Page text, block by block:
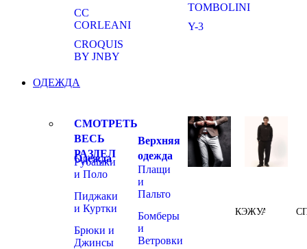
CC
CORLEANI
CROQUIS
BY JNBY
TOMBOLINI
Y-3
ОДЕЖДА
СМОТРЕТЬ
ВЕСЬ
РАЗДЕЛ
Одежда
Рубашки
и Поло
Пиджаки
и Куртки
Брюки и
Джинсы
Верхняя
одежда
Плащи
и
Пальто
Бомберы
и
Ветровки
КЭЖУАЛ